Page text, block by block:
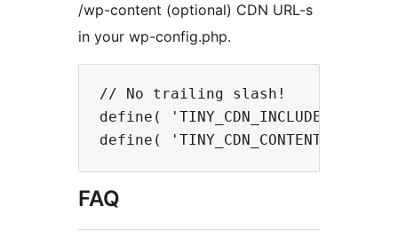
/wp-content (optional) CDN URL-s
in your wp-config.php.
// No trailing slash!
define(
FAQ